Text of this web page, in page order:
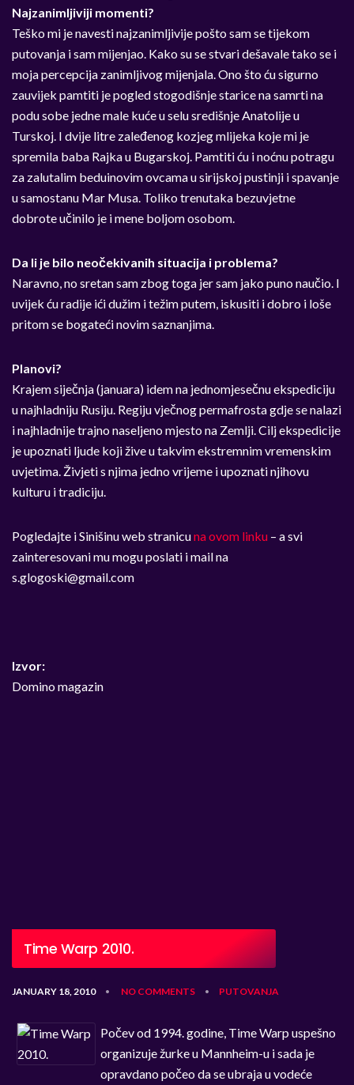
Najzanimljiviji momenti?
Teško mi je navesti najzanimljivije pošto sam se tijekom
putovanja i sam mijenjao. Kako su se stvari dešavale tako se i
moja percepcija zanimljivog mijenjala. Ono što ću sigurno
zauvijek pamtiti je pogled stogodišnje starice na samrti na
podu sobe jedne male kuće u selu središnje Anatolije u
Turskoj. I dvije litre zaleđenog kozjeg mlijeka koje mi je
spremila baba Rajka u Bugarskoj. Pamtiti ću i noćnu potragu
za zalutalim beduinovim ovcama u sirijskoj pustinji i spavanje
u samostanu Mar Musa. Toliko trenutaka bezuvjetne
dobrote učinilo je i mene boljom osobom.
Da li je bilo neočekivanih situacija i problema?
Naravno, no sretan sam zbog toga jer sam jako puno naučio. I
uvijek ću radije ići dužim i težim putem, iskusiti i dobro i loše
pritom se bogateći novim saznanjima.
Planovi?
Krajem siječnja (januara) idem na jednomjesečnu ekspediciju
u najhladniju Rusiju. Regiju vječnog permafrosta gdje se nalazi
i najhladnije trajno naseljeno mjesto na Zemlji. Cilj ekspedicije
je upoznati ljude koji žive u takvim ekstremnim vremenskim
uvjetima. Živjeti s njima jedno vrijeme i upoznati njihovu
kulturu i tradiciju.
Pogledajte i Sinišinu web stranicuna ovom linku – a svi
zainteresovani mu mogu poslati i mail na
s.glogoski@gmail.com
Izvor:
Domino magazin
Time Warp 2010.
JANUARY 18, 2010 • NO COMMENTS • PUTOVANJA
Počev od 1994. godine, Time Warp uspešno
organizuje žurke u Mannheim-u i sada je
opravdano počeo da se ubraja u vodeće